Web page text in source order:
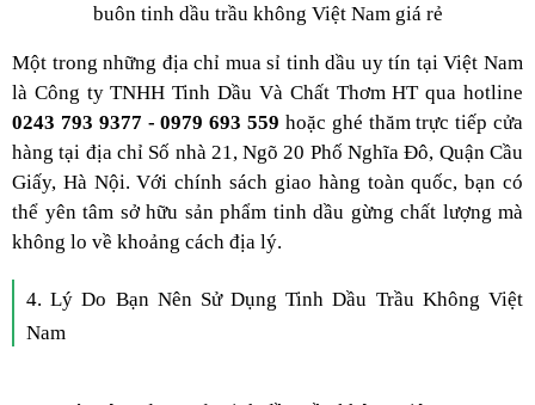
buôn tinh dầu trầu không Việt Nam giá rẻ
Một trong những địa chỉ mua sỉ tinh dầu uy tín tại Việt Nam
là Công ty TNHH Tinh Dầu Và Chất Thơm HTqua hotline
0243 793 9377 - 0979 693 559 hoặc ghé thăm trực tiếp cửa
hàng tại địa chỉ Số nhà 21, Ngõ 20 Phố Nghĩa Đô, Quận Cầu
Giấy, Hà Nội. Với chính sách giao hàng toàn quốc, bạn có
thể yên tâm sở hữu sản phẩm tinh dầu gừng chất lượng mà
không lo về khoảng cách địa lý.
4. Lý Do Bạn Nên Sử Dụng Tinh Dầu Trầu Không Việt
Nam